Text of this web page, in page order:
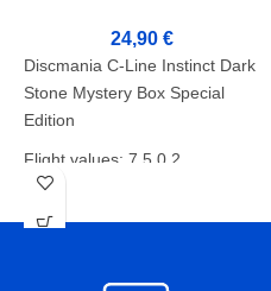
24,90 €
Discmania C-Line Instinct Dark
Stone Mystery Box Special
Edition
Flight values: 7 5 0 2